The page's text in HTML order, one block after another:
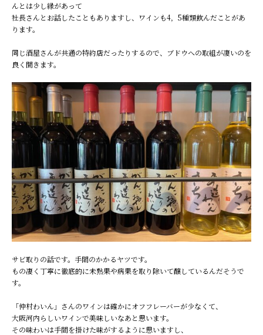
んとは少し縁があって
社長さんとお話したこともありますし、ワインも4，5種類飲んだことがあ
ります。
同じ酒屋さんが共通の特約店だったりするので、ブドウへの取組が凄いのを
良く聞きます。
サビ取りの話です。手間のかかるヤツです。
もの凄く丁寧に徹底的に未熟果や病果を取り除いて醸しているんだそうで
す。
「仲村わいん」さんのワインは確かにオフフレーバーが少なくて、
大阪河内らしいワインで美味しいなあと思います。
その味わいは手間を掛けた味がするように思いますし、